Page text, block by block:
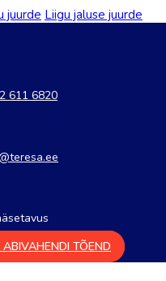
juurde Liigu jaluse juurde
611 6820
TÕEND